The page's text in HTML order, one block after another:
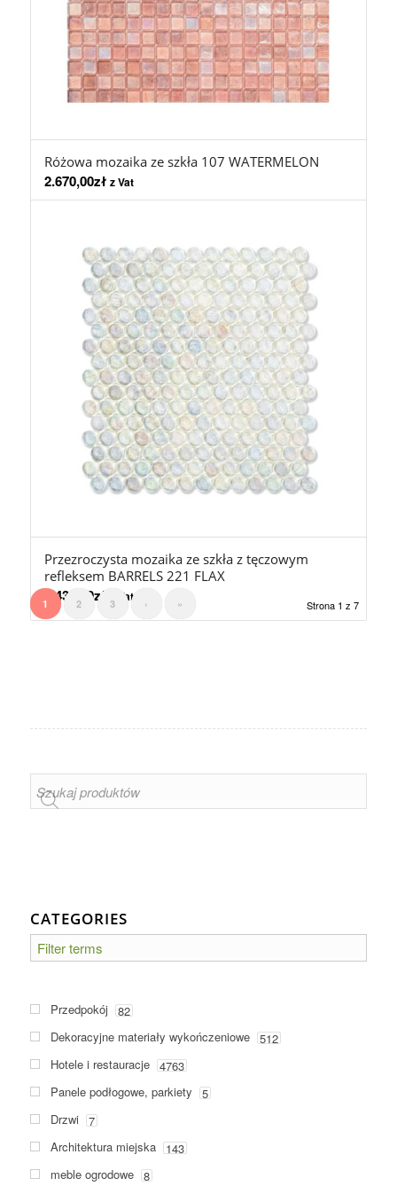
Różowa mozaika ze szkła 107 WATERMELON
2.670,00zł z Vat
Przezroczysta mozaika ze szkła z tęczowym
refleksem BARRELS 221 FLAX
2.430,00zł z Vat
Strona 1 z 7
1 2 3 › »
CATEGORIES
Przedpokój
82
Dekoracyjne materiały wykończeniowe 512
Hotele i restauracje 4763
Panele podłogowe, parkiety
5
Drzwi
7
Architektura miejska 143
meble ogrodowe 8